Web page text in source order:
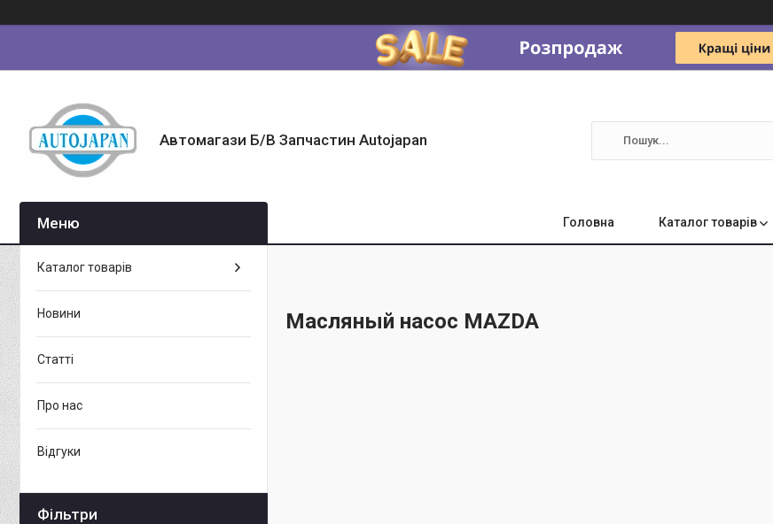
Автомагази Б/В Запчастин Autojapan
Головна Каталог товарів
Масляный насос MAZDA
Каталог товарів
Новини
Статті
Про нас
Відгуки
Фільтри